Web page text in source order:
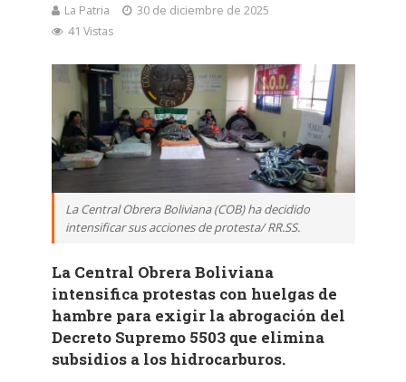
La Patria
30 de diciembre de 2025
41 Vistas
La Central Obrera Boliviana (COB) ha decidido
intensificar sus acciones de protesta/ RR.SS.
La Central Obrera Boliviana
intensifica protestas con huelgas de
hambre para exigir la abrogación del
Decreto Supremo 5503 que elimina
subsidios a los hidrocarburos.